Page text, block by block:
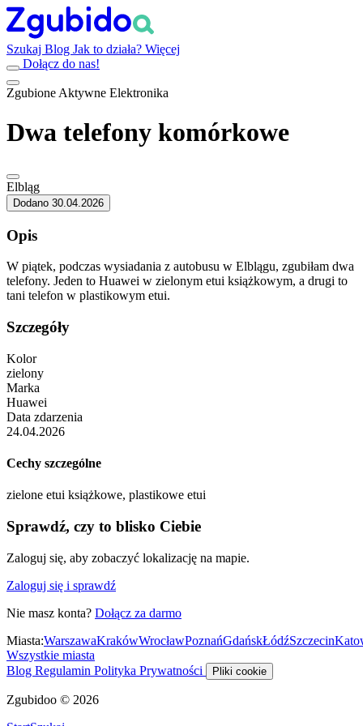
Szukaj Blog Jak to działa? Więcej
Dołącz do nas!
Zgubione Aktywne Elektronika
Dwa telefony komórkowe
Elbląg
Dodano 30.04.2026
Opis
W piątek, podczas wysiadania z autobusu w Elblągu, zgubiłam dwa
telefony. Jeden to Huawei w zielonym etui książkowym, a drugi to
tani telefon w plastikowym etui.
Szczegóły
Kolor
zielony
Marka
Huawei
Data zdarzenia
24.04.2026
Cechy szczególne
zielone etui książkowe, plastikowe etui
Sprawdź, czy to blisko Ciebie
Zaloguj się, aby zobaczyć lokalizację na mapie.
Zaloguj się i sprawdź
Nie masz konta? Dołącz za darmo
Miasta:WarszawaKrakówWrocławPoznańGdańskŁódźSzczecin
Wszystkie miasta
Blog Regulamin Polityka Prywatności Pliki cookie
Zgubidoo © 2026